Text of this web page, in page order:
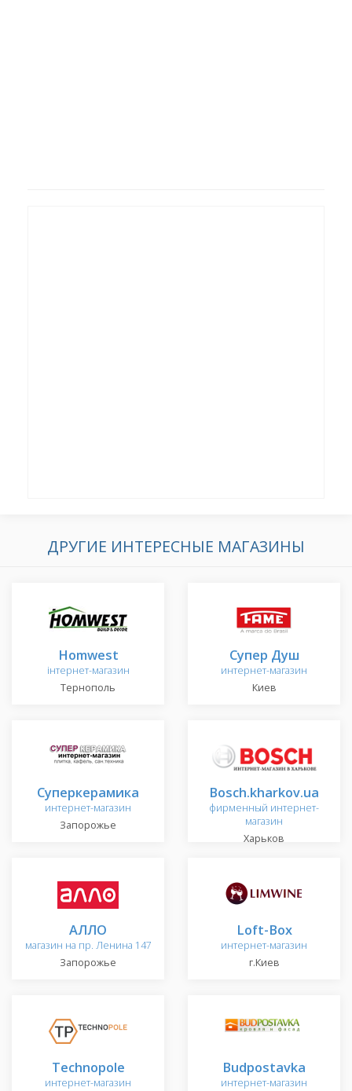
ДРУГИЕ ИНТЕРЕСНЫЕ МАГАЗИНЫ
Homwest
інтернет-магазин
Тернополь
Супер Душ
интернет-магазин
Киев
Суперкерамика
интернет-магазин
Запорожье
Bosch.kharkov.ua
фирменный интернет-
магазин
Харьков
АЛЛО
магазин на пр. Ленина 147
Запорожье
Loft-Box
интернет-магазин
г.Киев
Technopole
интернет-магазин
Budpostavka
интернет-магазин